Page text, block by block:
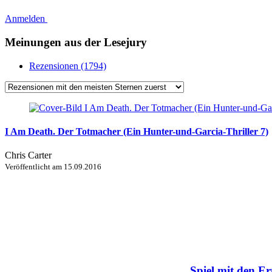
Anmelden
Meinungen aus der Lesejury
Rezensionen (1794)
I Am Death. Der Totmacher (Ein Hunter-und-Garcia-Thriller 7)
Chris Carter
Veröffentlicht am 15.09.2016